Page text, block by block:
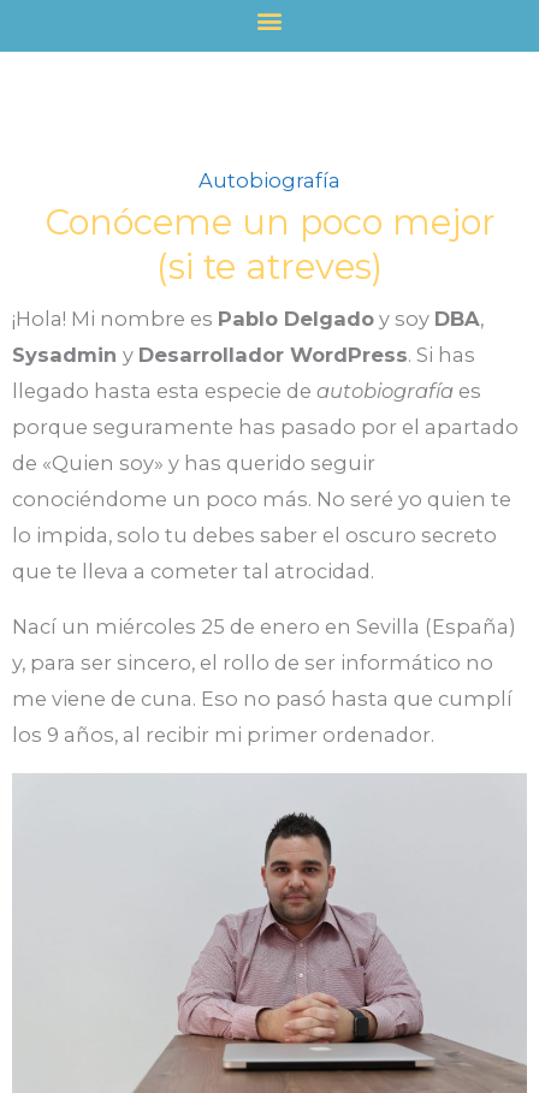
al
Autobiografía
Conóceme un poco mejor
(si te atreves)
¡Hola! Mi nombre es Pablo Delgado y soy DBA,
Sysadmin y Desarrollador WordPress. Si has
llegado hasta esta especie de autobiografía es
porque seguramente has pasado por el apartado
de «Quien soy» y has querido seguir
conociéndome un poco más. No seré yo quien te
lo impida, solo tu debes saber el oscuro secreto
que te lleva a cometer tal atrocidad.
Nací un miércoles 25 de enero en Sevilla (España)
y, para ser sincero, el rollo de ser informático no
me viene de cuna. Eso no pasó hasta que cumplí
los 9 años, al recibir mi primer ordenador.